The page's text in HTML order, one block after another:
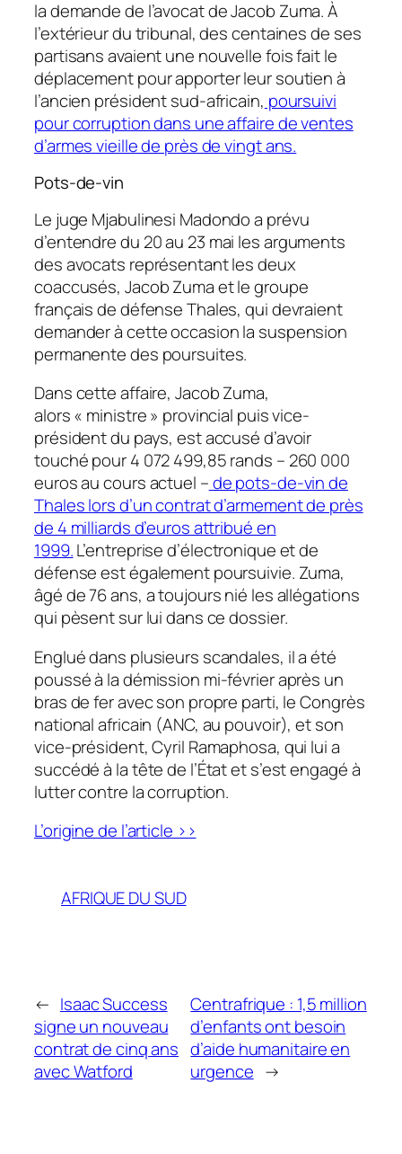
la demande de l’avocat de Jacob Zuma. À
l’extérieur du tribunal, des centaines de ses
partisans avaient une nouvelle fois fait le
déplacement pour apporter leur soutien à
l’ancien président sud-africain, poursuivi
pour corruption dans une affaire de ventes
d’armes vieille de près de vingt ans.
Pots-de-vin
Le juge Mjabulinesi Madondo a prévu
d’entendre du 20 au 23 mai les arguments
des avocats représentant les deux
coaccusés, Jacob Zuma et le groupe
français de défense Thales, qui devraient
demander à cette occasion la suspension
permanente des poursuites.
Dans cette affaire, Jacob Zuma,
alors « ministre » provincial puis vice-
président du pays, est accusé d’avoir
touché pour 4 072 499,85 rands – 260 000
euros au cours actuel –de pots-de-vin de
Thales lors d’un contrat d’armement de près
de 4 milliards d’euros attribué en
1999.L’entreprise d’électronique et de
défense est également poursuivie. Zuma,
âgé de 76 ans, a toujours nié les allégations
qui pèsent sur lui dans ce dossier.
Englué dans plusieurs scandales, il a été
poussé à la démission mi-février après un
bras de fer avec son propre parti, le Congrès
national africain (ANC, au pouvoir), et son
vice-président, Cyril Ramaphosa, qui lui a
succédé à la tête de l’État et s’est engagé à
lutter contre la corruption.
L’origine de l’article >>
AFRIQUE DU SUD
← Isaac Success
signe un nouveau
contrat de cinq ans
avec Watford
Centrafrique : 1,5 million
d’enfants ont besoin
d’aide humanitaire en
urgence →